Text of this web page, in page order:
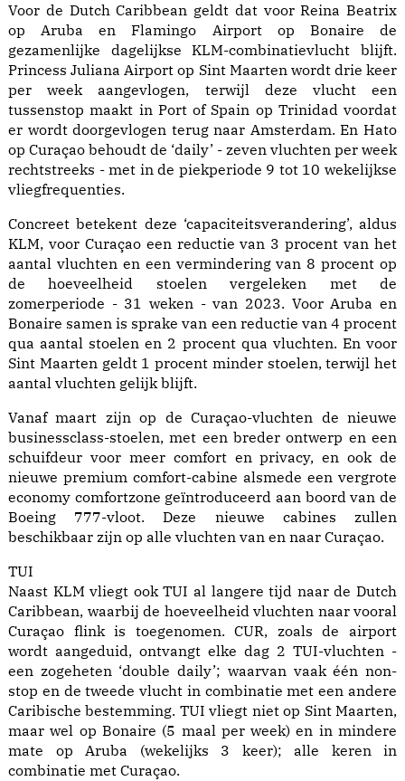
Voor de Dutch Caribbean geldt dat voor Reina Beatrix
op Aruba en Flamingo Airport op Bonaire de
gezamenlijke dagelijkse KLM-combinatievlucht blijft.
Princess Juliana Airport op Sint Maarten wordt drie keer
per week aangevlogen, terwijl deze vlucht een
tussenstop maakt in Port of Spain op Trinidad voordat
er wordt doorgevlogen terug naar Amsterdam. En Hato
op Curaçao behoudt de ‘daily’ - zeven vluchten per week
rechtstreeks - met in de piekperiode 9 tot 10 wekelijkse
vliegfrequenties.
Concreet betekent deze ‘capaciteitsverandering’, aldus
KLM, voor Curaçao een reductie van 3 procent van het
aantal vluchten en een vermindering van 8 procent op
de hoeveelheid stoelen vergeleken met de
zomerperiode - 31 weken - van 2023. Voor Aruba en
Bonaire samen is sprake van een reductie van 4 procent
qua aantal stoelen en 2 procent qua vluchten. En voor
Sint Maarten geldt 1 procent minder stoelen, terwijl het
aantal vluchten gelijk blijft.
Vanaf maart zijn op de Curaçao-vluchten de nieuwe
businessclass-stoelen, met een breder ontwerp en een
schuifdeur voor meer comfort en privacy, en ook de
nieuwe premium comfort-cabine alsmede een vergrote
economy comfortzone geïntroduceerd aan boord van de
Boeing 777-vloot. Deze nieuwe cabines zullen
beschikbaar zijn op alle vluchten van en naar Curaçao.
TUI
Naast KLM vliegt ook TUI al langere tijd naar de Dutch
Caribbean, waarbij de hoeveelheid vluchten naar vooral
Curaçao flink is toegenomen. CUR, zoals de airport
wordt aangeduid, ontvangt elke dag 2 TUI-vluchten -
een zogeheten ‘double daily’; waarvan vaak één non-
stop en de tweede vlucht in combinatie met een andere
Caribische bestemming. TUI vliegt niet op Sint Maarten,
maar wel op Bonaire (5 maal per week) en in mindere
mate op Aruba (wekelijks 3 keer); alle keren in
combinatie met Curaçao.